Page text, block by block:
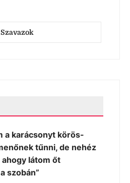
Szavazok
a karácsonyt körös-
tűnni, de nehéz
látom őt
szobán”